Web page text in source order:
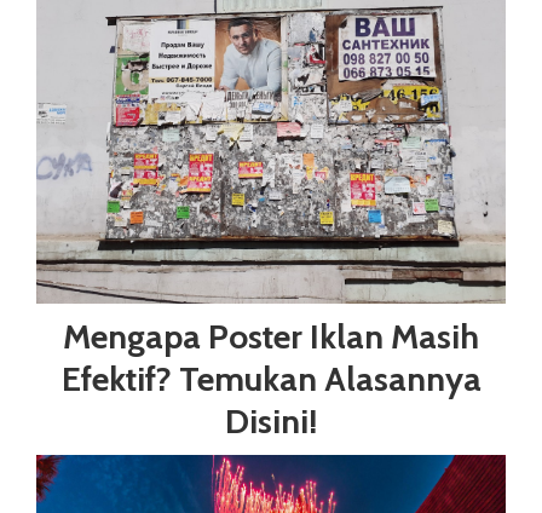
Mengapa Poster Iklan Masih
Efektif? Temukan Alasannya
Disini!